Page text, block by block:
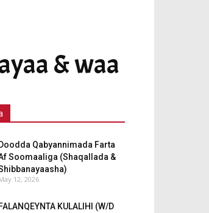
& waa
Doodda Qabyannimada Farta
Soomaaliga (Shaqallada &
12, 2026
FALANQEYNTA KULALIHI (W/D